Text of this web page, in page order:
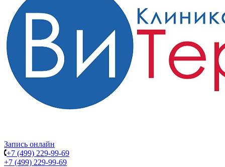
Запись онлайн
+7 (499) 229-99-69
+7 (499) 229-99-69